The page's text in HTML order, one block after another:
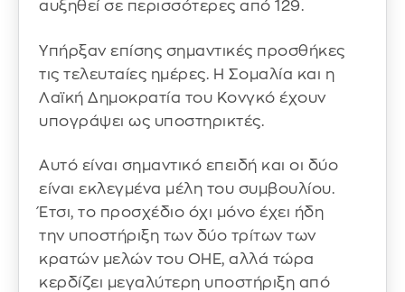
αυξηθεί σε περισσότερες από 129.
Υπήρξαν επίσης σημαντικές προσθήκες
τις τελευταίες ημέρες. Η Σομαλία και η
Λαϊκή Δημοκρατία του Κονγκό έχουν
υπογράψει ως υποστηρικτές.
Αυτό είναι σημαντικό επειδή και οι δύο
είναι εκλεγμένα μέλη του συμβουλίου.
Έτσι, το προσχέδιο όχι μόνο έχει ήδη
την υποστήριξη των δύο τρίτων των
κρατών μελών του ΟΗΕ, αλλά τώρα
κερδίζει μεγαλύτερη υποστήριξη από